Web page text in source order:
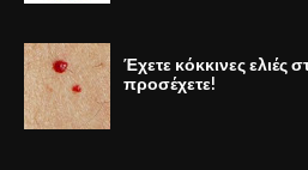
Έχετε κόκκινες ελιές
προσέχετε!